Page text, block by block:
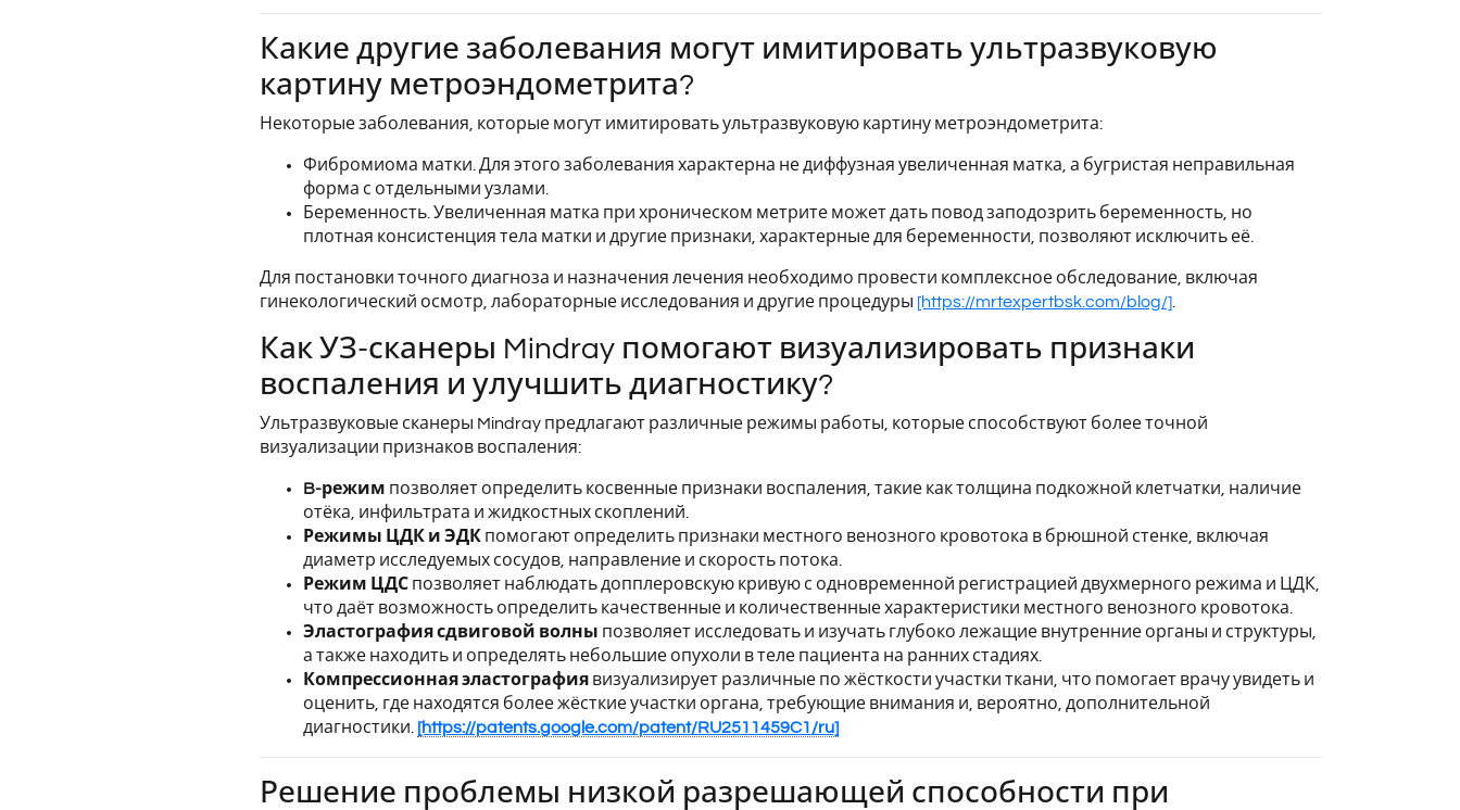
Какие другие заболевания могут имитировать ультразвуковую
картину метроэндометрита?
Некоторые заболевания, которые могут имитировать ультразвуковую картину метроэндометрита:
Фибромиома матки. Для этого заболевания характерна не диффузная увеличенная матка, а бугристая неправильная
форма с отдельными узлами.
Беременность. Увеличенная матка при хроническом метрите может дать повод заподозрить беременность, но
плотная консистенция тела матки и другие признаки, характерные для беременности, позволяют исключить её.
Для постановки точного диагноза и назначения лечения необходимо провести комплексное обследование, включая
гинекологический осмотр, лабораторные исследования и другие процедуры [https://mrtexpertbsk.com/blog/]
Как УЗ-сканеры Mindray помогают визуализировать признаки
воспаления и улучшить диагностику?
Ультразвуковые сканеры Mindray предлагают различные режимы работы, которые способствуют более точной
визуализации признаков воспаления:
B-режим позволяет определить косвенные признаки воспаления, такие как толщина подкожной клетчатки, наличие
отёка, инфильтрата и жидкостных скоплений.
Режимы ЦДК и ЭДК помогают определить признаки местного венозного кровотока в брюшной стенке, включая
диаметр исследуемых сосудов, направление и скорость потока.
Режим ЦДС позволяет наблюдать допплеровскую кривую с одновременной регистрацией двухмерного режима и ЦДК,
что даёт возможность определить качественные и количественные характеристики местного венозного кровотока.
Эластография сдвиговой волны позволяет исследовать и изучать глубоко лежащие внутренние органы и структуры,
а также находить и определять небольшие опухоли в теле пациента на ранних стадиях.
Компрессионная эластография визуализирует различные по жёсткости участки ткани, что помогает врачу увидеть и
оценить, где находятся более жёсткие участки органа, требующие внимания и, вероятно, дополнительной
диагностики. [https://patents.google.com/patent/RU2511459C1/ru]
Решение проблемы низкой разрешающей способности при